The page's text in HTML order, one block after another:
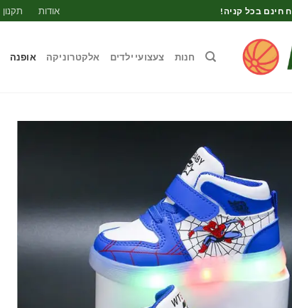
חינם בכל קניה! אודות תקנון
חנות צעצועי ילדים אלקטרוניקה אופנה